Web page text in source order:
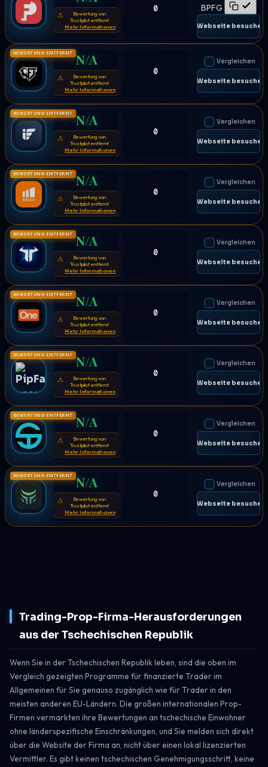
⚠
Bewertung von
Trustpilot entfernt
Mehr Informationen
0 BPFG
🌐 Webseite besuchen
BEWERTUNG ENTFERNT N/A
⚠
Bewertung von
Trustpilot entfernt
Mehr Informationen
0
Vergleichen
🌐 Webseite besuchen
BEWERTUNG ENTFERNT N/A
⚠
Bewertung von
Trustpilot entfernt
Mehr Informationen
0
Vergleichen
🌐 Webseite besuchen
BEWERTUNG ENTFERNT N/A
⚠
Bewertung von
Trustpilot entfernt
Mehr Informationen
0
Vergleichen
🌐 Webseite besuchen
BEWERTUNG ENTFERNT N/A
⚠
Bewertung von
Trustpilot entfernt
Mehr Informationen
0
Vergleichen
🌐 Webseite besuchen
BEWERTUNG ENTFERNT N/A
⚠
Bewertung von
Trustpilot entfernt
Mehr Informationen
0
Vergleichen
🌐 Webseite besuchen
BEWERTUNG ENTFERNT N/A
⚠
Bewertung von
Trustpilot entfernt
Mehr Informationen
0
Vergleichen
🌐 Webseite besuchen
BEWERTUNG ENTFERNT N/A
⚠
Bewertung von
Trustpilot entfernt
Mehr Informationen
0
Vergleichen
🌐 Webseite besuchen
BEWERTUNG ENTFERNT N/A
⚠
Bewertung von
Trustpilot entfernt
Mehr Informationen
0
Vergleichen
🌐 Webseite besuchen
Trading-Prop-Firma-Herausforderungen
aus der Tschechischen Republik
Wenn Sie in der Tschechischen Republik leben, sind die oben im
Vergleich gezeigten Programme für finanzierte Trader im
Allgemeinen für Sie genauso zugänglich wie für Trader in den
meisten anderen EU-Ländern. Die großen internationalen Prop-
Firmen vermarkten ihre Bewertungen an tschechische Einwohner
ohne länderspezifische Einschränkungen, und Sie melden sich direkt
über die Website der Firma an, nicht über einen lokal lizenzierten
Vermittler. Es gibt keinen tschechischen Genehmigungsschritt, keine